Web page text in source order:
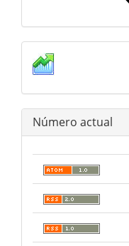
estadisticas
Número actual